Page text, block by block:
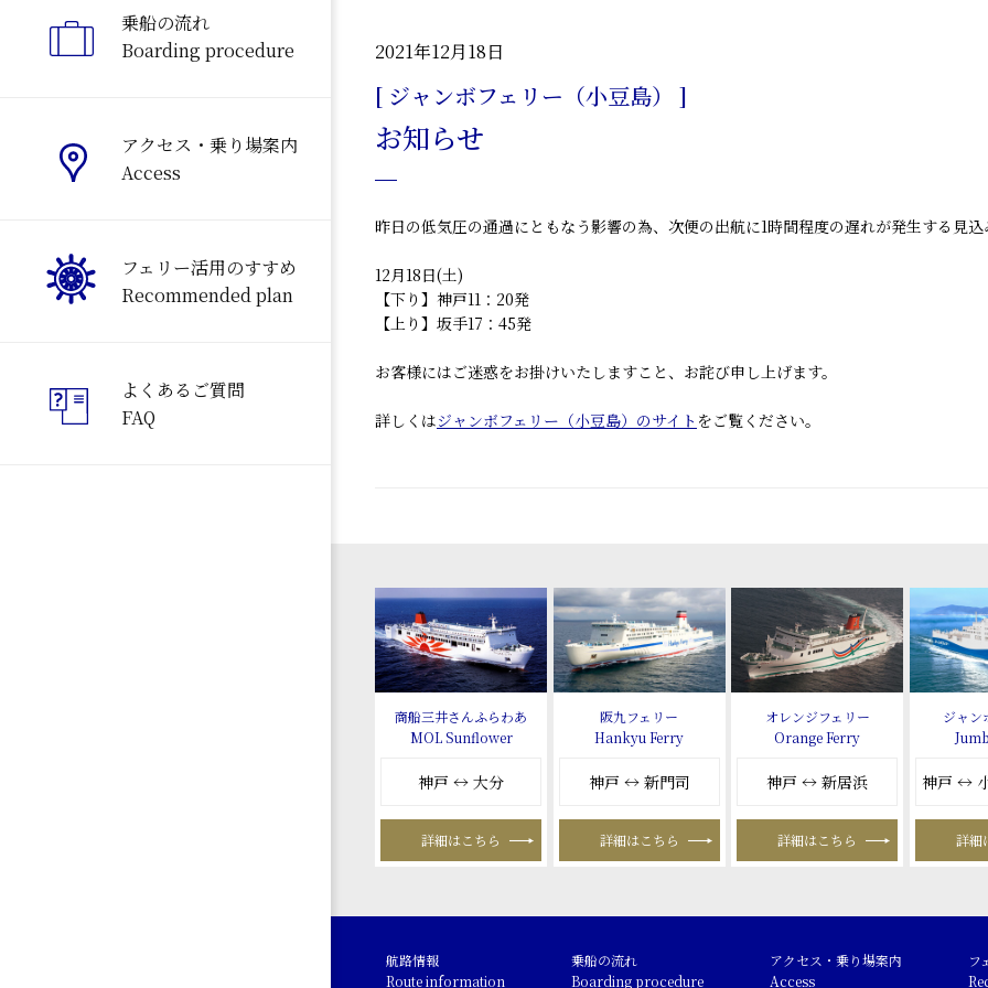
乗船の流れ
Boarding procedure
アクセス・乗り場案内
Access
フェリー活用のすすめ
Recommended plan
よくあるご質問
FAQ
2021年12月18日
[ ジャンボフェリー（小豆島） ]
お知らせ
昨日の低気圧の通過にともなう影響の為、次便の出航に1時間程度の遅れが発生する見
12月18日(土)
【下り】神戸11：20発
【上り】坂手17：45発
お客様にはご迷惑をお掛けいたしますこと、お詫び申し上げます。
詳しくはジャンボフェリー（小豆島）のサイト をご覧ください。
商船三井さんふらわあ
MOL Sunflower
神戸 ↔ 大分
詳細はこちら
阪九フェリー
Hankyu Ferry
神戸 ↔ 新門司
詳細はこちら
オレンジフェリー
Orange Ferry
神戸 ↔ 新居浜
詳細はこちら
ジャン
神戸 ↔
詳細
航路情報
Route information
乗船の流れ
Boarding procedure
アクセス・乗り場案内
Access
フ